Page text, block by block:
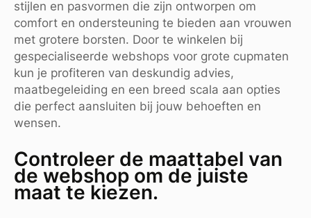
stijlen en pasvormen die zijn ontworpen om
comfort en ondersteuning te bieden aan vrouwen
met grotere borsten. Door te winkelen bij
gespecialiseerde webshops voor grote cupmaten
kun je profiteren van deskundig advies,
maatbegeleiding en een breed scala aan opties
die perfect aansluiten bij jouw behoeften en
wensen.
Controleer de maattabel van
de webshop om de juiste
maat te kiezen.